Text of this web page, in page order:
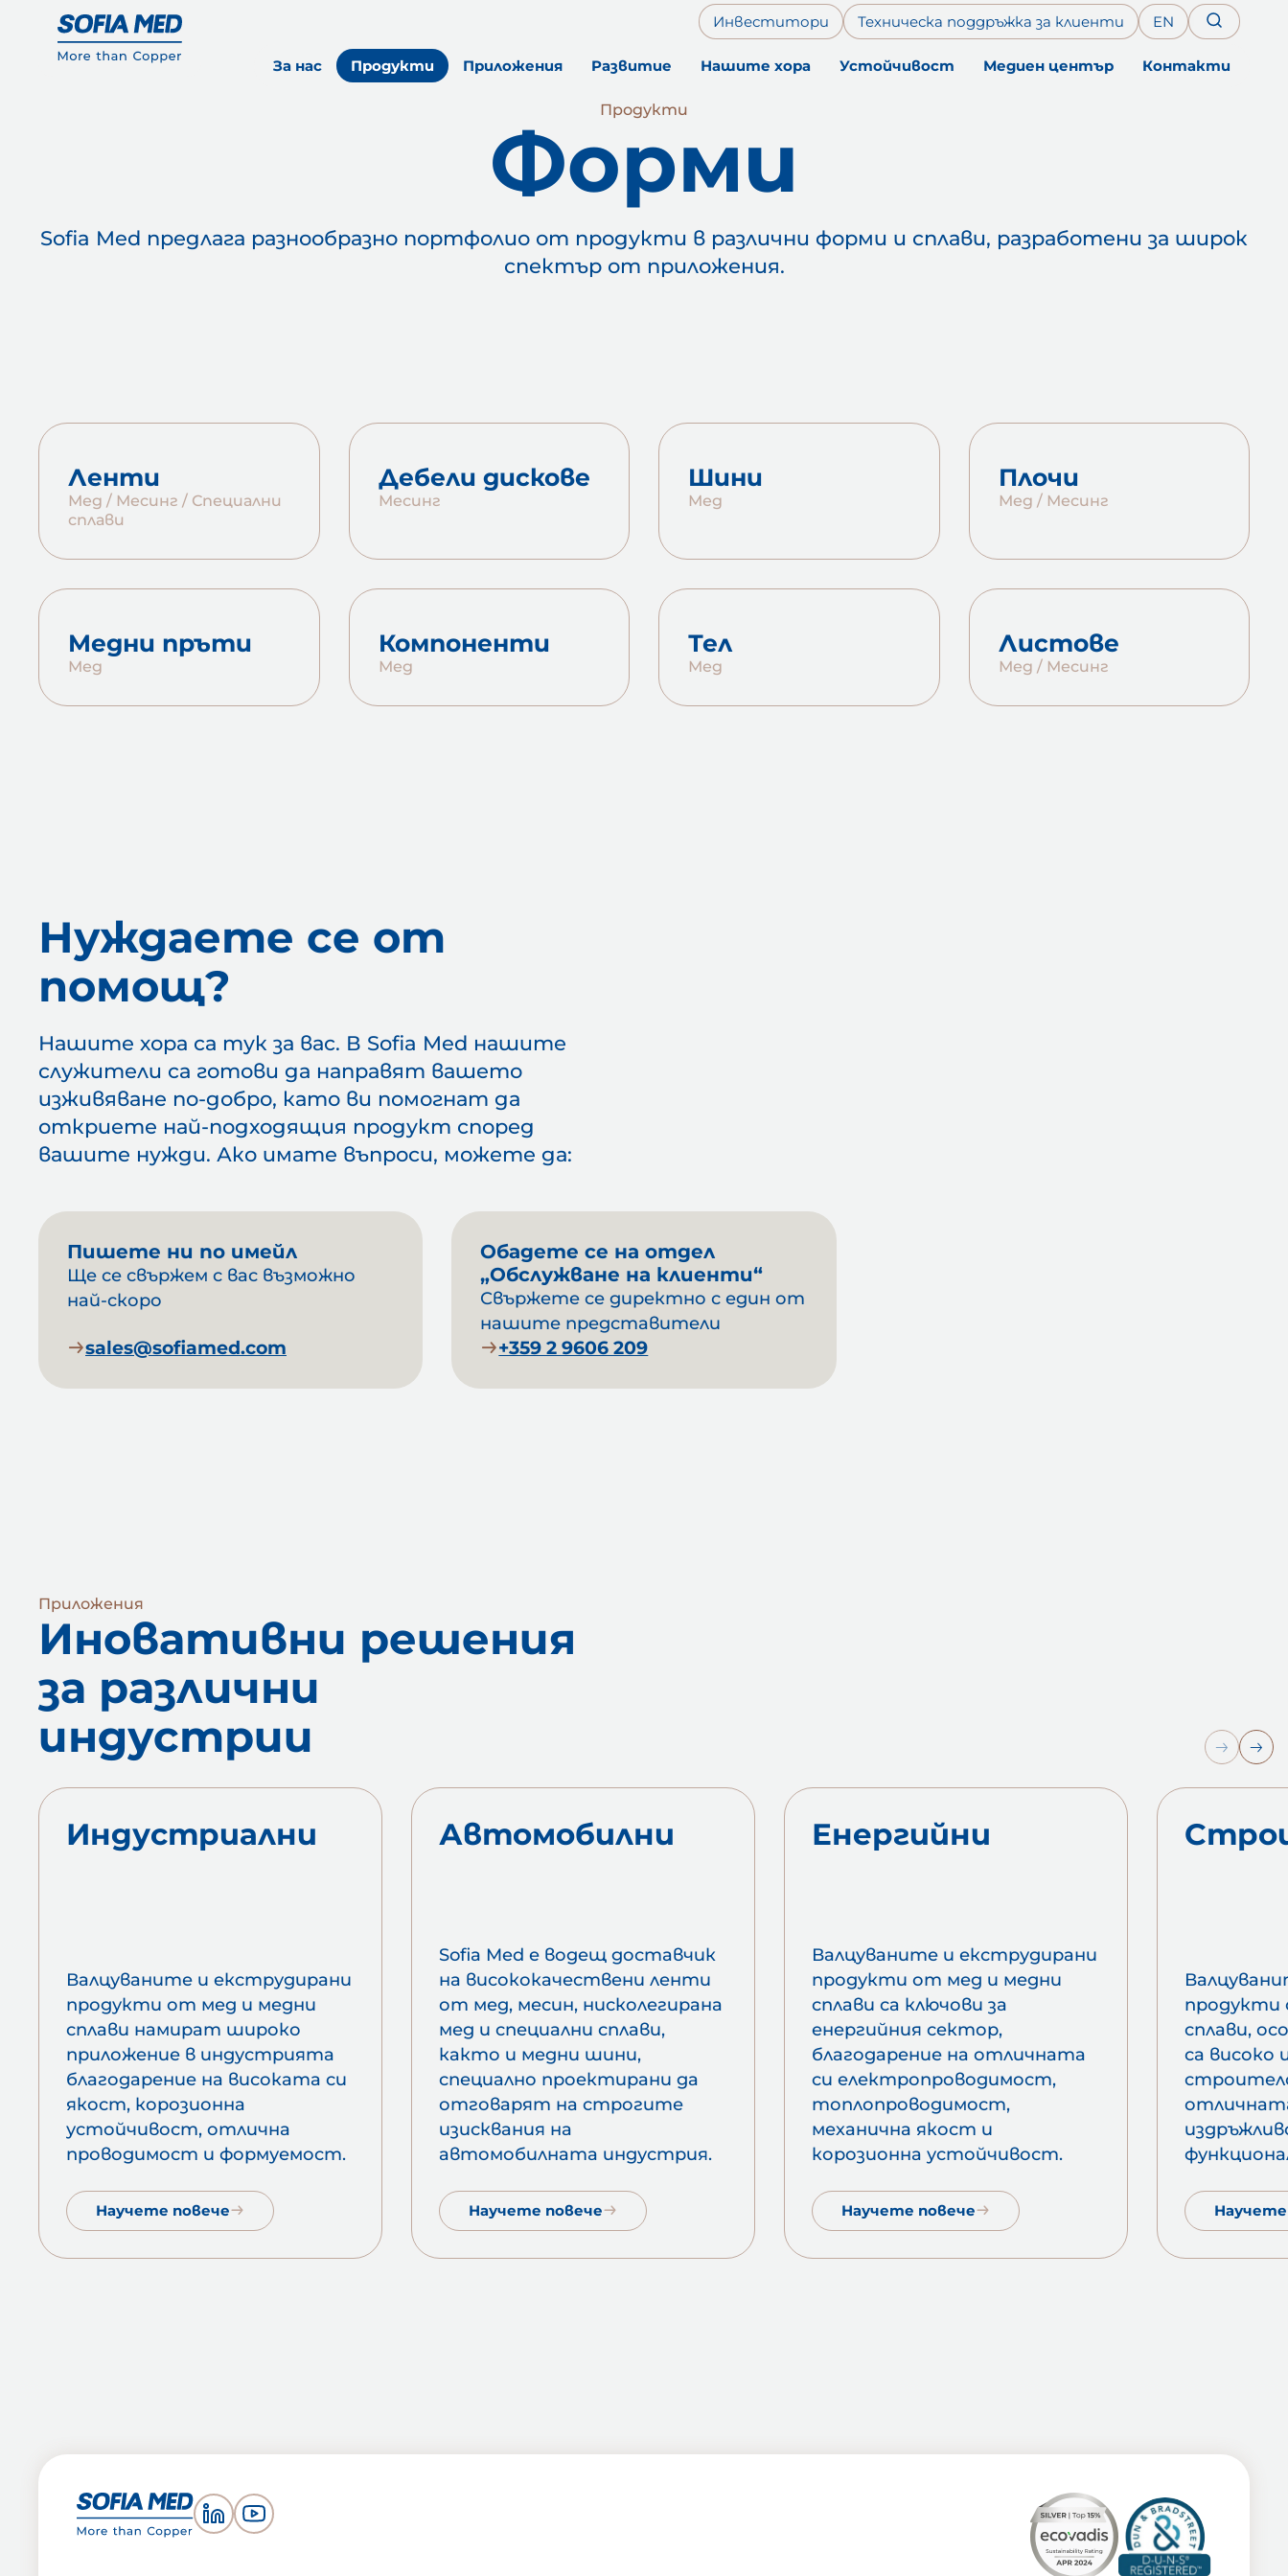
Инвеститори Техническа поддръжка за клиенти EN
За нас Продукти Приложения Pазвитие Нашите хора Устойчивост Медиен център Контакти
Форми
Продукти
Sofia Med предлага разнообразно портфолио от продукти в различни форми и сплави, разработени за широк
спектър от приложения.
Ленти
Мед / Месинг / Специални
сплави
Дебели дискове
Месинг
Шини
Мед
Плочи
Мед / Месинг
Медни пръти
Мед
Компоненти
Мед
Тел
Мед
Листове
Мед / Месинг
Нуждаете се от
помощ?
Нашите хора са тук за вас. В Sofia Med нашите
служители са готови да направят вашето
изживяване по-добро, като ви помогнат да
откриете най-подходящия продукт според
вашите нужди. Ако имате въпроси, можете да:
Пишете ни по имейл
Ще се свържем с вас възможно
най-скоро
sales@sofiamed.com
Обадете се на отдел
„Обслужване на клиенти“
Свържете се директно с един от
нашите представители
+359 2 9606 209
Иновативни решения
за различни
индустрии
Приложения
Индустриални
Валцуваните и екструдирани
продукти от мед и медни
сплави намират широко
приложение в индустрията
благодарение на високата си
якост, корозионна
устойчивост, отлична
проводимост и формуемост.
Научете повече
Автомобилни
Sofia Med е водещ доставчик
на висококачествени ленти
от мед, месин, нисколегирана
мед и специални сплави,
както и медни шини,
специално проектирани да
отговарят на строгите
изисквания на
автомобилната индустрия.
Научете повече
Енергийни
Валцуваните и екструдирани
продукти от мед и медни
сплави са ключови за
енергийния сектор,
благодарение на отличната
си електропроводимост,
топлопроводимост,
механична якост и
корозионна устойчивост.
Научете повече
продукти
сплави,
са високо